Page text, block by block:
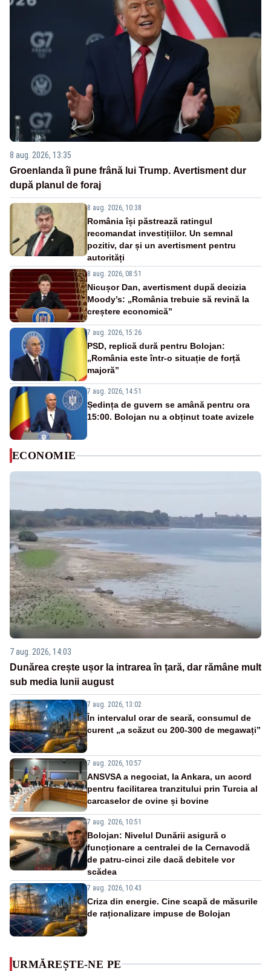
8 aug. 2026, 13:35
Groenlanda îi pune frână lui Trump. Avertisment dur
după planul de foraj
8 aug. 2026, 10:38
România își păstrează ratingul
recomandat investițiilor. Un semnal
pozitiv, dar și un avertisment pentru
autorități
8 aug. 2026, 08:51
Nicușor Dan, avertisment după decizia
Moody’s: „România trebuie să revină la
creștere economică”
7 aug. 2026, 15:26
PSD, replică dură pentru Bolojan:
„România este într-o situație de forță
majoră”
7 aug. 2026, 14:51
Ședința de guvern se amână pentru ora
15:00. Bolojan nu a obținut toate avizele
ECONOMIE
7 aug. 2026, 14:03
Dunărea crește ușor la intrarea în țară, dar rămâne mult
sub media lunii august
7 aug. 2026, 13:02
În intervalul orar de seară, consumul de
curent „a scăzut cu 200-300 de megawați”
7 aug. 2026, 10:57
ANSVSA a negociat, la Ankara, un acord
pentru facilitarea tranzitului prin Turcia al
carcaselor de ovine și bovine
7 aug. 2026, 10:51
Bolojan: Nivelul Dunării asigură o
funcționare a centralei de la Cernavodă
de patru-cinci zile dacă debitele vor
scădea
7 aug. 2026, 10:43
Criza din energie. Cine scapă de măsurile
de raționalizare impuse de Bolojan
URMĂREȘTE-NE PE